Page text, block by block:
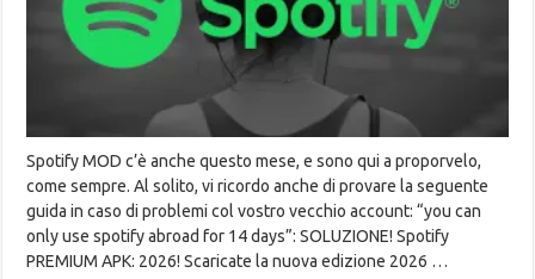
Spotify MOD c’è anche questo mese, e sono qui a proporvelo,
come sempre. Al solito, vi ricordo anche di provare la seguente
guida in caso di problemi col vostro vecchio account: “you can
only use spotify abroad for 14 days”: SOLUZIONE! Spotify
PREMIUM APK: 2026! Scaricate la nuova edizione 2026 …